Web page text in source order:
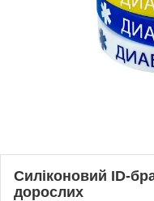
Силіконовий ID-
дорослих